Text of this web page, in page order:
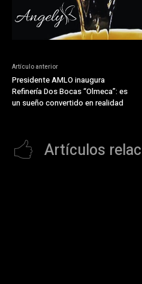
Artículo anterior
Presidente AMLO inaugura
Refinería Dos Bocas “Olmeca”: es
un sueño convertido en realidad
Artículos